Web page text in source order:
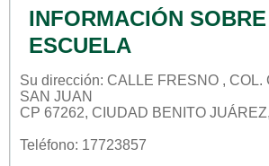
INFORMACIÓN
ESCUELA
Su dirección: CALLE FRESNO , COL.
SAN JUAN
CP 67262, CIUDAD BENITO
Teléfono: 17723857